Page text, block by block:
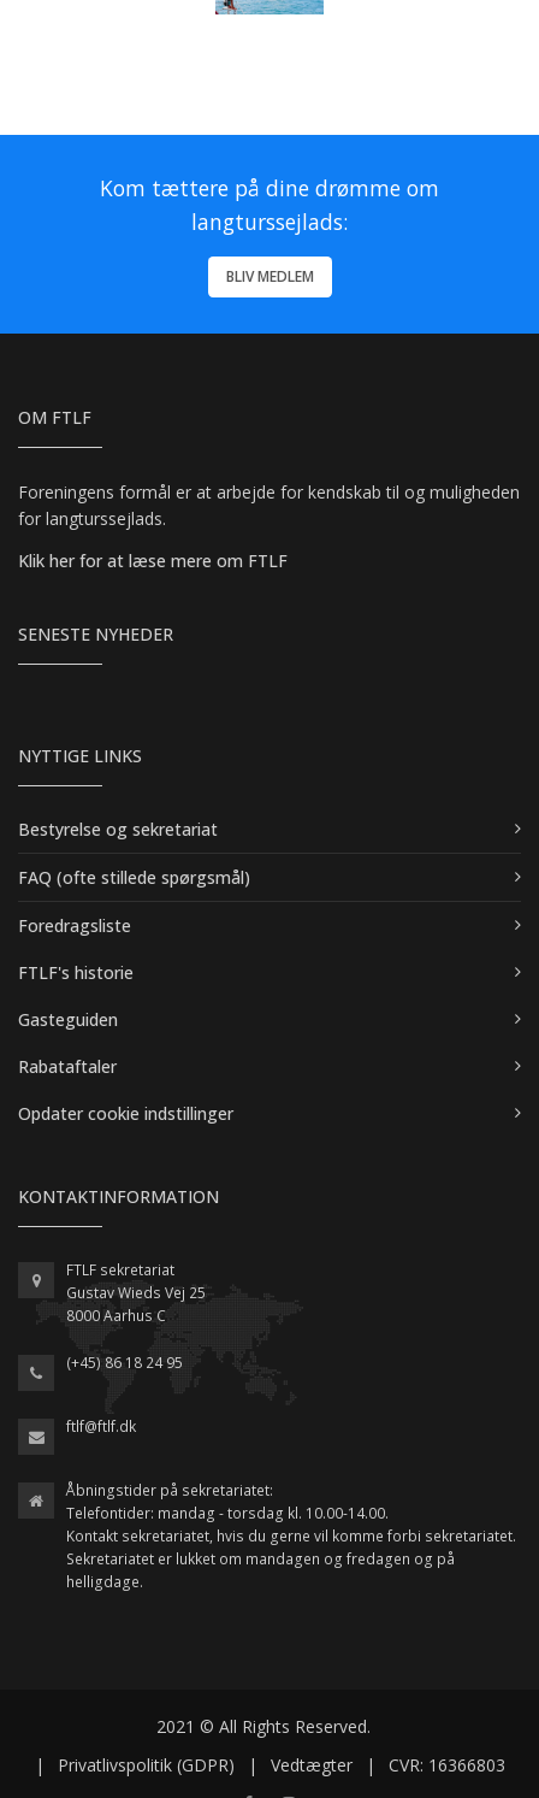
Kom tættere på dine drømme om
langturssejlads:
BLIV MEDLEM
OM FTLF
Foreningens formål er at arbejde for kendskab til og muligheden
for langturssejlads.
Klik her for at læse mere om FTLF
SENESTE NYHEDER
NYTTIGE LINKS
Bestyrelse og sekretariat
FAQ (ofte stillede spørgsmål)
Foredragsliste
FTLF's historie
Gasteguiden
Rabataftaler
Opdater cookie indstillinger
KONTAKTINFORMATION
FTLF sekretariat
Gustav Wieds Vej 25
8000 Aarhus C
(+45) 86 18 24 95
ftlf@ftlf.dk
Åbningstider på sekretariatet:
Telefontider: mandag - torsdag kl. 10.00-14.00.
Kontakt sekretariatet, hvis du gerne vil komme forbi sekretariatet.
Sekretariatet er lukket om mandagen og fredagen og på
helligdage.
2021 © All Rights Reserved.
|
Privatlivspolitik (GDPR) | Vedtægter | CVR: 16366803